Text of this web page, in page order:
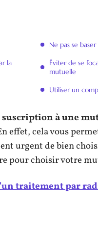
la
Ne pas se
Éviter de se
mutuelle
Utiliser un
suscription à une
effet, cela vous
urgent de bien
pour choisir votre
traitement par